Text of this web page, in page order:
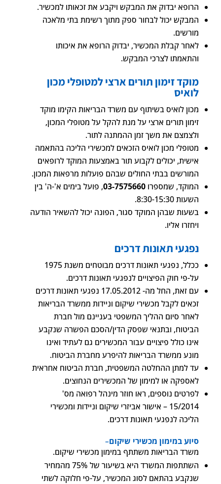
הרופא יבדוק את המבקש ויקבע את זכאותו למכשיר.
המבקש יכול לבחור ספק מתוך רשימת בתי מלאכה
מורשים.
לאחר קבלת המכשיר, יבדוק הרופא את איכותו
והתאמתו לצרכי המבקש.
מוקד זימון תורים ארצי למטופלי מכון
לואיס
מכון לואיס בשיתוף עם משרד הבריאות הקימו מוקד
זימון תורים ארצי על מנת להקל על מטופלי המכון,
ולצמצם את משך זמן ההמתנה לתור.
מטופלי מכון לואיס הזכאים למכשירי הליכה בהתאמה
אישית, יכולים לקבוע תור באמצעות המוקד לרופאים
המורשים בבתי החולים שבהם פועלות מרפאות המכון.
המוקד, שמספרו 03-7575660, פועל בימים א'-ה' בין
השעות 8:30-15:30.
בשעות שבהן המוקד סגור, הפונה יכול להשאיר הודעה
ויחזרו אליו.
נפגעי תאונות דרכים
ככלל, נפגעי תאונות דרכים מבוטחים משנת 1975
על-פי חוק הפיצויים לנפגעי תאונות דרכים.
עם זאת, החל מה- 17.05.2012 נפגעי תאונות דרכים
זכאים לקבל מכשירי שיקום וניידות ממשרד הבריאות
לאחר סיום ההליך המשפטי בעניינם מול חברת
הביטוח, ובתנאי שפסק הדין/הסכם הפשרה שנקבע
אינו כולל פיצויים עבור המכשירים גם לעתיד ואינו
מונע ממשרד הבריאות להיפרע מחברת הביטוח.
עד למתן ההחלטה המשפטית, חברת הביטוח אחראית
לאספקה או למימון של המכשירים הנחוצים.
לפרטים נוספים, ראו חוזר מינהל רפואה מס'
15/2014 – אישור אביזרי שיקום וניידות ומכשירי
הליכה לנפגעי תאונות דרכים.
סיוע במימון מכשירי שיקום–
משרד הבריאות משתתף במימון מכשירי שיקום.
השתתפות המשרד היא בשיעור של 75% מהמחיר
שנקבע בהתאם לסוג המכשיר, על-פי חלוקה לשתי